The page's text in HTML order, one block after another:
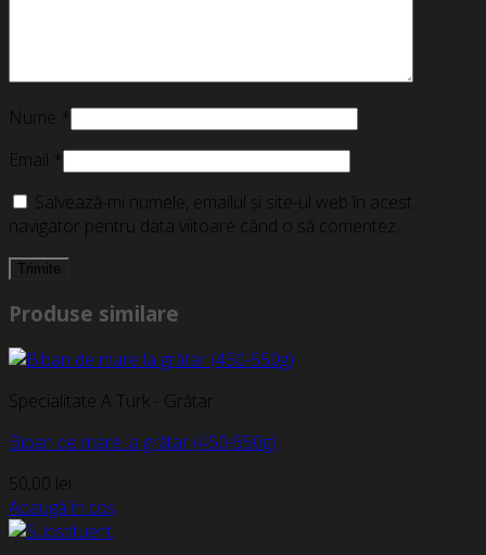
Nume *
Email *
Salvează-mi numele, emailul și site-ul web în acest
navigator pentru data viitoare când o să comentez.
Produse similare
Specialitate A Turk - Grătar
Biban de mare la grătar (450-550g)
50,00 lei
Adaugă în coș